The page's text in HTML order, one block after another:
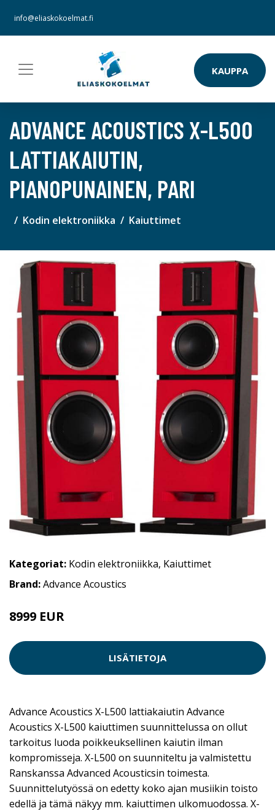
info@eliaskokoelmat.fi
KAUPPA
ADVANCE ACOUSTICS X-L500
LATTIAKAIUTIN,
PIANOPUNAINEN, PARI
Kodin elektroniikka Kaiuttimet
Kategoriat: Kodin elektroniikka, Kaiuttimet
Brand:Advance Acoustics
8999 EUR
LISÄTIETOJA
Advance Acoustics X-L500 lattiakaiutin Advance
Acoustics X-L500 kaiuttimen suunnittelussa on ollut
tarkoitus luoda poikkeuksellinen kaiutin ilman
kompromisseja. X-L500 on suunniteltu ja valmistettu
Ranskanssa Advanced Acousticsin toimesta.
Suunnittelutyössä on edetty koko ajan musiikin toisto
edellä ja tämä näkyy mm. kaiuttimen ulkomuodossa. X-